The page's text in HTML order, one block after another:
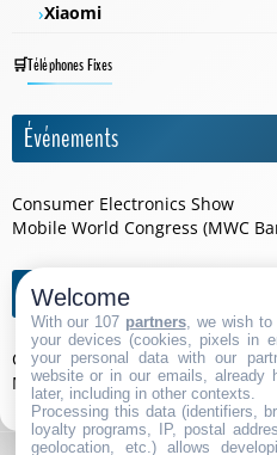
Xiaomi
Téléphones Fixes
Événements
Consumer Electronics Show
Mobile World Congress (MWC
Agendas de l'année
Consumer Electronics Show 2026
Mobile World Congress (MWC
Welcome
With our 107 partners, we wish to
your devices (cookies, pixels in
your personal data with our
website or in our emails, already
later, including in other contexts.
Processing this data (identifiers,
loyalty programs, IP, postal
geolocation, etc.) allows